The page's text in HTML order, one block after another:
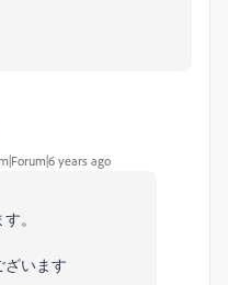
years ago
。
ざいます